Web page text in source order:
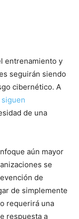
​entrenamiento y
seguirán siendo
‍cibernético. A
de una
​aún mayor
‍se
⁤de⁤
de simplemente
requerirá una
respuesta a